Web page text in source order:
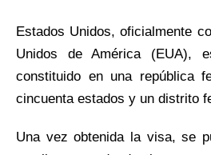
Estados Unidos, oficialmente
Unidos de América (EUA),
constituido en una república
cincuenta estados y un distrito
Una vez obtenida la visa, se